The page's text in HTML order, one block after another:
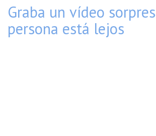
Graba un vídeo
persona está lejos